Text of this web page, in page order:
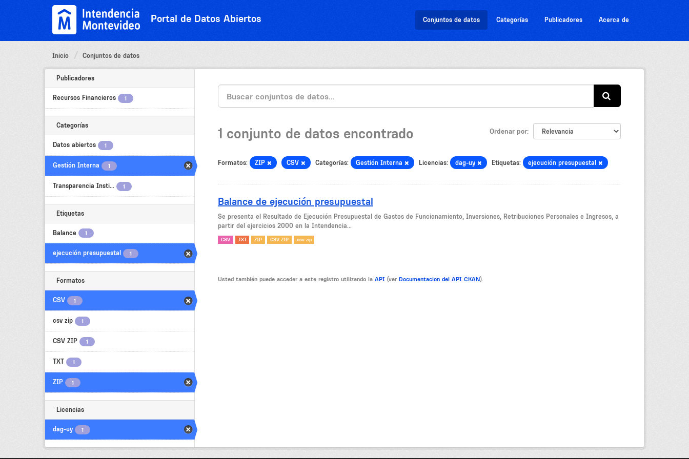
Portal de Datos Abiertos Conjuntos de datos Categorías Publicadores Acerca de
Inicio Conjuntos de datos
Publicadores
Recursos Financieros 1
Categorías
Datos abiertos 1
Gestión Interna 1
Transparencia Insti... 1
Etiquetas
Balance 1
ejecución presupuestal 1
Formatos
CSV 1
csv zip 1
CSV ZIP 1
TXT 1
ZIP 1
Licencias
dag-uy 1
Ordenar por
1 conjunto de datos encontrado
Formatos: ZIP CSV Categorías: Gestión Interna Licencias: dag-uy Etiquetas: ejecución presupuestal
Balance de ejecución presupuestal
Se presenta el Resultado de Ejecución Presupuestal de Gastos de Funcionamiento, Inversiones, Retribuciones Personales e Ingresos, a
partir del ejercicios 2000 en la Intendencia...
CSV TXT ZIP CSV ZIP csv zip
Usted también puede acceder a este registro utilizando la API (ver Documentacion del API CKAN).